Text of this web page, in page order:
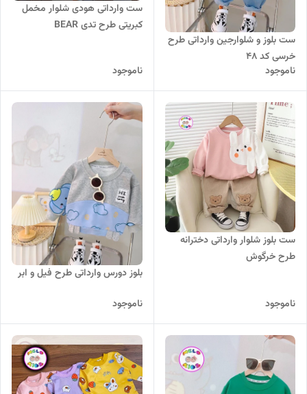
ست بلوز و شلوارجین وارداتی طرح
خرسی کد 48
ناموجود
ست وارداتی هودی شلوار مخمل
کبریتی طرح تدی BEAR
ناموجود
ست بلوز شلوار وارداتی دخترانه
طرح خرگوش
ناموجود
بلوز دورس وارداتی طرح فیل و ابر
ناموجود